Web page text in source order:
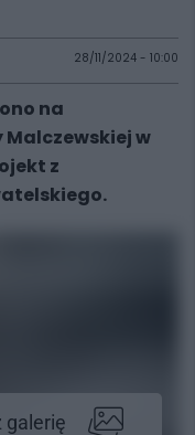
28/11/2024 - 10:00
na
w
z
galerię